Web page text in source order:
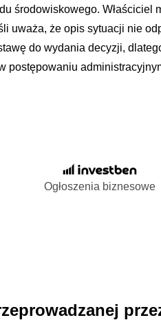
środowiskowego.
uważa, że opis sytuacji nie
do wydania decyzji,
postępowaniu
Ogłoszenia biznesowe